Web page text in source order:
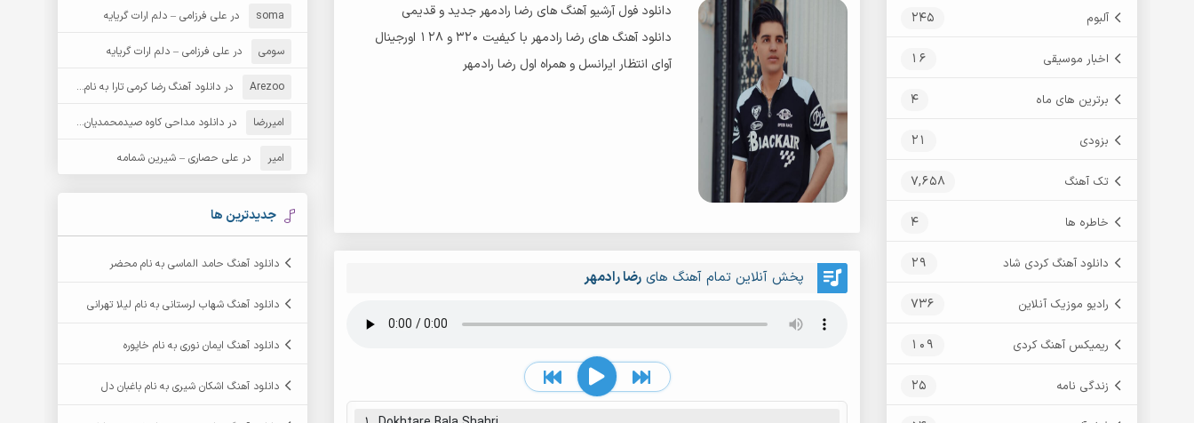
آلبوم 245
اخبار موسیقی 16
برترین های ماه 4
بزودی 21
تک آهنگ 7,658
خاطره ها 4
دانلود آهنگ کردی شاد 29
رادیو موزیک آنلاین 736
ریمیکس آهنگ کردی 109
زندگی نامه 25
دانلود فول آرشیو آهنگ های رضا رادمهر جدید و قدیمی
دانلود آهنگ های رضا رادمهر با کیفیت 320 و 128 اورجینال
آوای انتظار ایرانسل و همراه اول رضا رادمهر
پخش آنلاین تمام آهنگ های رضا رادمهر
soma درعلی فرزامی – دلم ارات گریایه
سومی درعلی فرزامی – دلم ارات گریایه
Arezoo دردانلود آهنگ رضا کرمی تارا به نام قمار
امیررضا دردانلود مداحی کاوه صیدمحمدیان به نام سردار باوفا
امیر درعلی حصاری – شیرین شمامه
جدیدترین ها
دانلود آهنگ حامد الماسی به نام محضر
دانلود آهنگ شهاب لرستانی به نام لیلا تهرانی
دانلود آهنگ ایمان نوری به نام خاپوره
دانلود آهنگ اشکان شیری به نام باغبان دل